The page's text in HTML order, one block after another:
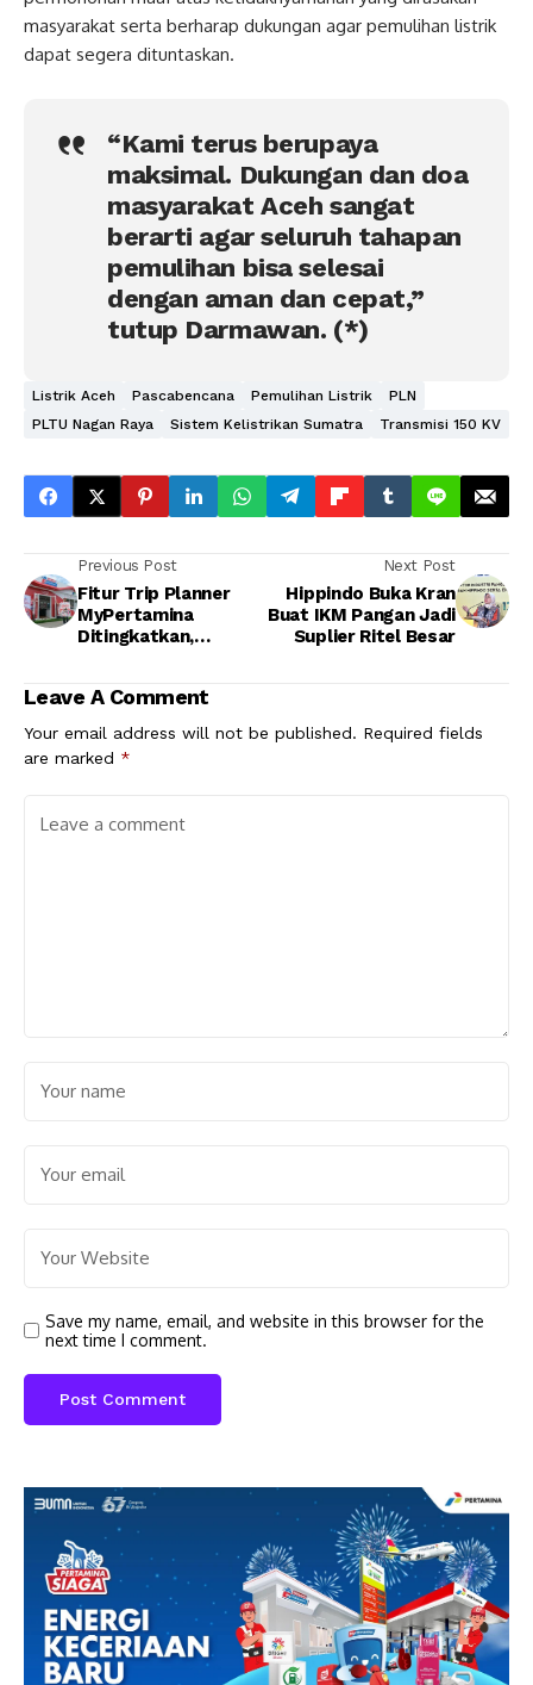
masyarakat serta berharap dukungan agar pemulihan listrik
dapat segera dituntaskan.
“Kami terus berupaya
maksimal. Dukungan dan doa
masyarakat Aceh sangat
berarti agar seluruh tahapan
pemulihan bisa selesai
dengan aman dan cepat,”
tutup Darmawan. (*)
Listrik Aceh Pascabencana Pemulihan Listrik
PLN
PLTU Nagan Raya
Sistem Kelistrikan Sumatra Transmisi 150 KV
Previous Post
Fitur Trip Planner
MyPertamina
Ditingkatkan,
Istirahat Serambi di
Rute Nataru
Next Post
Hippindo Buka Kran
Buat IKM Pangan Jadi
Suplier Ritel Besar
Leave A Comment
Your email address will not be published. Required fields
are marked *
Save my name, email, and website in this browser for the
next time I comment.